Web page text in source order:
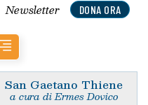
DONA ORA
Newsletter
San Gaetano Thiene
a cura di Ermes Dovico